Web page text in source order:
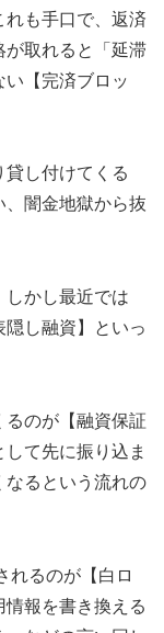
も手口で、返済
が取れると「延滞
【完済ブロッ
し付けてくる
、闇金地獄から抜
しかし最近では
隠し融資】といっ
のが【融資保証
て先に振り込ま
なるという流れの
れるのが【白ロ
報を書き換える